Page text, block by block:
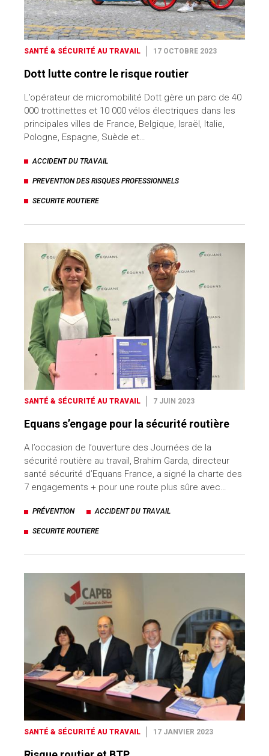
SANTÉ & SÉCURITÉ AU TRAVAIL 17 OCTOBRE 2023
Dott lutte contre le risque routier
L’opérateur de micromobilité Dott gère un parc de 40
000 trottinettes et 10 000 vélos électriques dans les
principales villes de France, Belgique, Israël, Italie,
Pologne, Espagne, Suède et…
ACCIDENT DU TRAVAIL
PREVENTION DES RISQUES PROFESSIONNELS
SECURITE ROUTIERE
SANTÉ & SÉCURITÉ AU TRAVAIL 7 JUIN 2023
Equans s’engage pour la sécurité routière
A l’occasion de l’ouverture des Journées de la
sécurité routière au travail, Brahim Garda, directeur
santé sécurité d’Equans France, a signé la charte des
7 engagements + pour une route plus sûre avec…
PRÉVENTION ACCIDENT DU TRAVAIL
SECURITE ROUTIERE
SANTÉ & SÉCURITÉ AU TRAVAIL 17 JANVIER 2023